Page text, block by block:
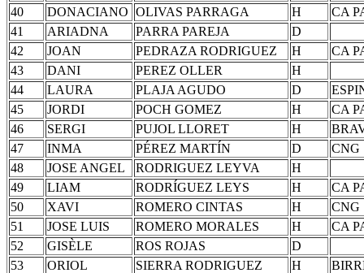
40
DONACIANO OLIVAS PARRAGA H
CA
41
ARIADNA PARRA PAREJA
D
42
JOAN PEDRAZA RODRIGUEZ H
CA
43
DANI PEREZ OLLER
H
44
LAURA PLAJA AGUDO D
45
JORDI POCH GOMEZ H
CA
46
SERGI PUJOL LLORET H
47
INMA PÉREZ MARTÍN D
CNG
48
JOSE ANGEL RODRIGUEZ LEYVA
H
49
LIAM RODRÍGUEZ LEYS H
CA
50
XAVI ROMERO CINTAS H
CNG
51
JOSE LUIS ROMERO MORALES H
CA
52
GISÈLE ROS ROJAS
D
53
ORIOL SIERRA RODRIGUEZ H